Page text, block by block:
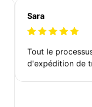
Sara
Tout le
d'expédition de